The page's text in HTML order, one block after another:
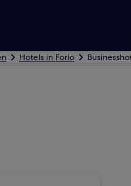
Hotels in Forio